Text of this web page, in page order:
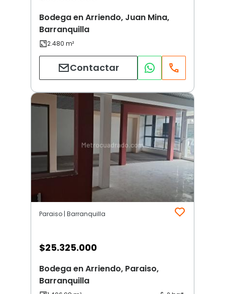
Bodega en Arriendo, Juan Mina,
Barranquilla
Contactar
Paraiso | Barranquilla
$25.325.000
Bodega en Arriendo, Paraiso,
Barranquilla